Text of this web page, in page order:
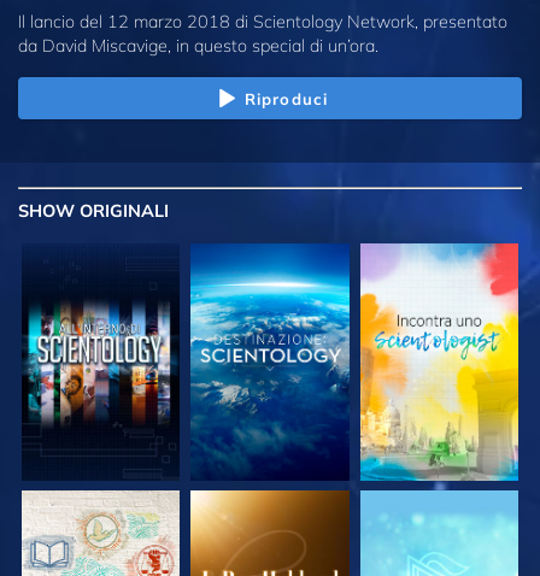
Il lancio del 12 marzo 2018 di Scientology Network, presentato
da David Miscavige, in questo special di un’ora.
Riproduci
SHOW ORIGINALI
ESPLORA LE ESPLORA LE ESPLORA LE